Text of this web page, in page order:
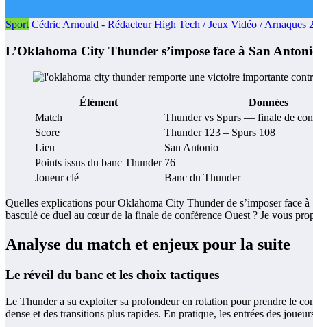
Sport Cédric Arnould - Rédacteur High Tech / Jeux Vidéo / Arnaques
L’Oklahoma City Thunder s’impose face à San
Élément
Données
Match
Thunder vs Spurs — finale de
Score
Thunder 123 – Spurs 108
Lieu
San Antonio
Points issus du banc Thunder 76
Joueur clé
Banc du Thunder
Quelles explications pour Oklahoma City Thunder de s’imposer face
basculé ce duel au cœur de la finale de conférence Ouest ? Je vous
Analyse du match et enjeux pour la suite
Le réveil du banc et les choix tactiques
Le Thunder a su exploiter sa profondeur en rotation pour prendre le
dense et des transitions plus rapides. En pratique, les entrées des